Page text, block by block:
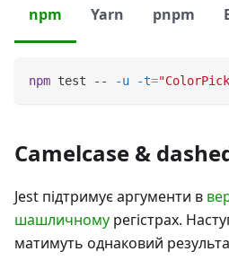
npm Yarn pnpm
npm test -- -u -t=
Camelcase &
Jest підтримує аргументи в
шашличному регістрах.
матимуть однаковий